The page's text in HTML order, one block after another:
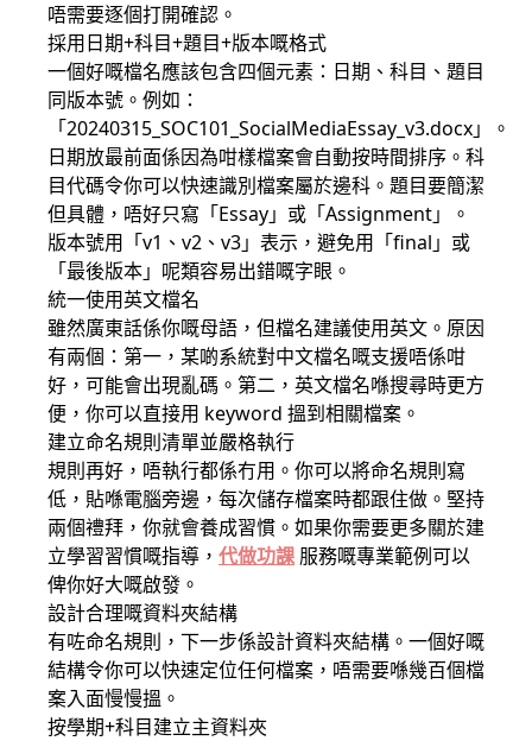
唔需要逐個打開確認。
採用日期+科目+題目+版本嘅格式
一個好嘅檔名應該包含四個元素：日期、科目、題目
同版本號。例如：
「20240315_SOC101_SocialMediaEssay_v3.docx」。
日期放最前面係因為咁樣檔案會自動按時間排序。科
目代碼令你可以快速識別檔案屬於邊科。題目要簡潔
但具體，唔好只寫「Essay」或「Assignment」。
版本號用「v1、v2、v3」表示，避免用「final」或
「最後版本」呢類容易出錯嘅字眼。
統一使用英文檔名
雖然廣東話係你嘅母語，但檔名建議使用英文。原因
有兩個：第一，某啲系統對中文檔名嘅支援唔係咁
好，可能會出現亂碼。第二，英文檔名喺搜尋時更方
便，你可以直接用 keyword 搵到相關檔案。
建立命名規則清單並嚴格執行
規則再好，唔執行都係冇用。你可以將命名規則寫
低，貼喺電腦旁邊，每次儲存檔案時都跟住做。堅持
兩個禮拜，你就會養成習慣。如果你需要更多關於建
立學習習慣嘅指導， 代做功課 服務嘅專業範例可以
俾你好大嘅啟發。
設計合理嘅資料夾結構
有咗命名規則，下一步係設計資料夾結構。一個好嘅
結構令你可以快速定位任何檔案，唔需要喺幾百個檔
案入面慢慢搵。
按學期+科目建立主資料夾